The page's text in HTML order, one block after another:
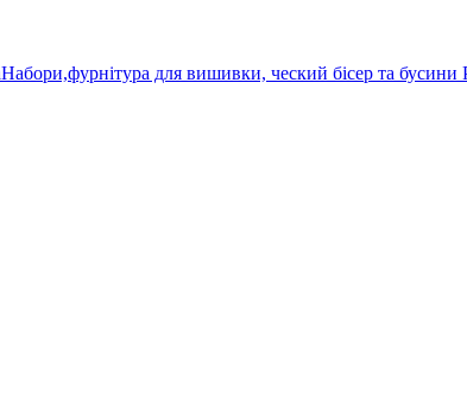
Набори,фурнітура для вишивки, ческий бісер та бусини